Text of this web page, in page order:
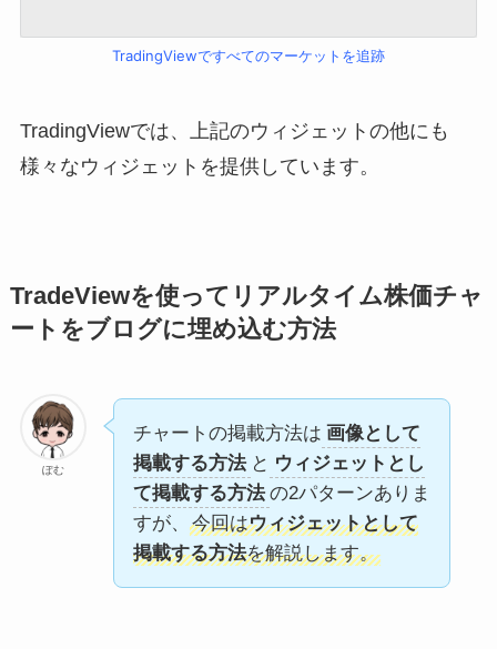
TradingViewですべてのマーケットを追跡
TradingViewでは、上記のウィジェットの他にも
様々なウィジェットを提供しています。
TradeViewを使ってリアルタイム株価チャ
ートをブログに埋め込む方法
ぽむ
チャートの掲載方法は 画像として
掲載する方法 と ウィジェットとし
て掲載する方法 の2パターンありま
すが、
今回はウィジェットとして
掲載する方法を解説します。